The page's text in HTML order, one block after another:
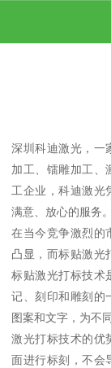
深圳科迪激光，一
加工、镭雕加工、
工企业，科迪激光
满意、放心的服务。
在当今竞争激烈的
凸显，而标贴激光
标贴激光打标技术
记、刻印和雕刻的
图案和文字，为不
激光打标技术的优
面进行标刻，不会